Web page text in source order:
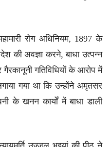
रोग अधिनियम, 1897 के
अवज्ञा करने, बाधा उत्पन्न
गतिविधियों के आरोप में
गया था कि उन्होंने अमृतसर
के खनन कार्यों में बाधा डाली